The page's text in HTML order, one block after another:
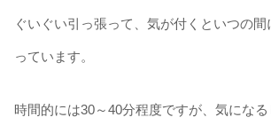
ぐいぐい引っ張って、気が付くといつの
っています。
時間的には30～40分程度ですが、気にな